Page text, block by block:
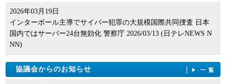
2026年03月19日
インターポール主導でサイバー犯罪の大規模国際共同捜査 日本
国内ではサーバー24台無効化 警察庁 2026/03/13 (日テレNEWS N
NN)
協議会からのお知らせ 一覧